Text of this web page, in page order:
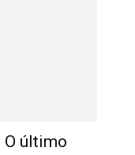
O último